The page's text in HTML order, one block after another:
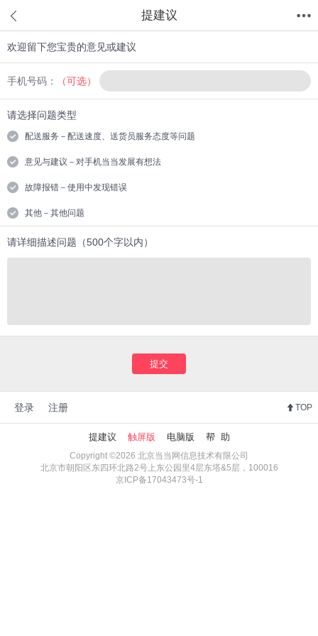
提建议
欢迎留下您宝贵的意见或建议
手机号码： （可选）
请选择问题类型
配送服务－配送速度、送货员服务态度等问题
意见与建议－对手机当当发展有想法
故障报错－使用中发现错误
其他－其他问题
请详细描述问题（500个字以内）
提交
登录 注册 TOP
提建议 触屏版 电脑版 帮 助
Copyright ©2026 北京当当网信息技术有限公司
北京市朝阳区东四环北路2号上东公园里4层东塔&5层，100016
京ICP备17043473号-1